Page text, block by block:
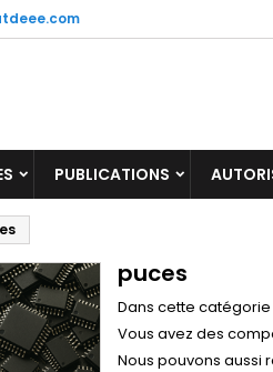
PUBLICATIONS
puces
Dans cette
Vous avez des
Nous pouvons